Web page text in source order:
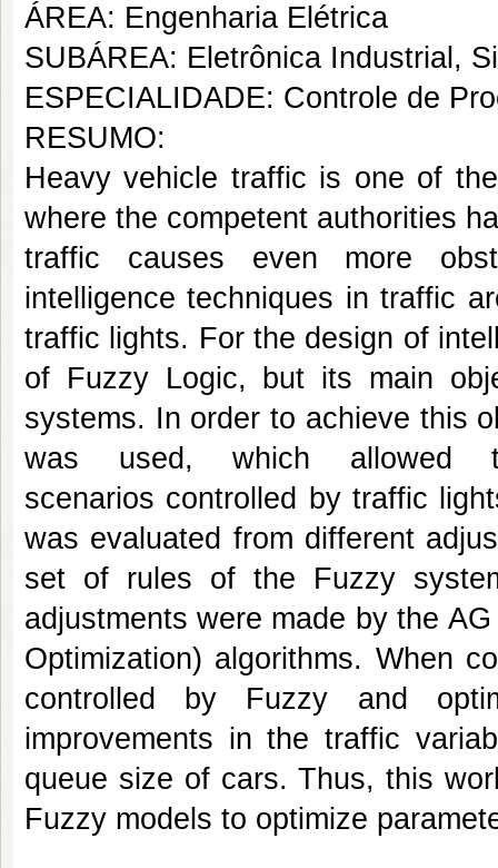
ÁREA: Engenharia Elétrica
SUBÁREA: Eletrônica Industrial,
ESPECIALIDADE: Controle de
RESUMO:
Heavy vehicle traffic is one of
where the competent authorities
traffic causes even more
intelligence techniques in traffic
traffic lights. For the design of
of Fuzzy Logic, but its main
systems. In order to achieve this
was used, which allowed
scenarios controlled by traffic
was evaluated from different
set of rules of the Fuzzy
adjustments were made by the
Optimization) algorithms. When
controlled by Fuzzy and
improvements in the traffic
queue size of cars. Thus, this
Fuzzy models to optimize